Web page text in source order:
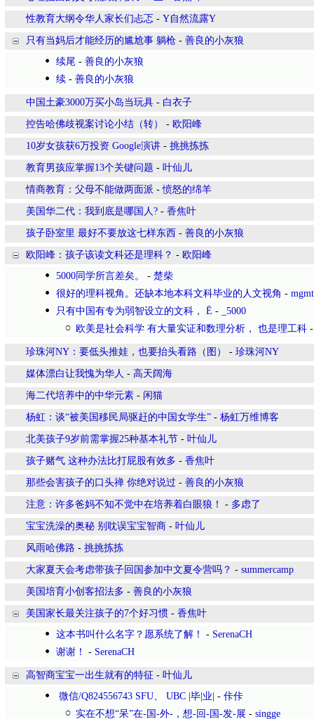
性教育大纲令华人家长们忐忑 - Y自然流露Y
只有当妈后才能经历的尴尬事 躺枪 - 善良的小灰狼
续尾 - 善良的小灰狼
续 - 善良的小灰狼
中国土豪3000万买小岛当玩具 - 白衣子
控告哈佛歧视案讨论小结（转） - 欧阳峰
10岁女孩获6万投资 Google演讲 - 挑挑拣拣
教育男孩应掌握13个关键问题 - 叶仙儿
情商教育：父母不能做两面派 -愤怒的绵羊
美国华二代：我到底是哪国人? - 香焦叶
孩子卧室里 最好不要放这七样东西 - 善良的小灰狼
欧阳峰：孩子该读文科还是理科？ - 欧阳峰
5000同学所言差矣。
- 楚柴
很好的理科视角。还缺本地本科文科毕业的人文视角 - mgmt
只有中国有专为弱智设立的文科， Ē -
_5000
欧美是社会科学 有大量实证和数理分析， 也是理工科
珍珠河NY：要低头推娃，也要抬头看路（图） - 珍珠河NY
媒体漂白让我愧为华人 - 高天阔海
海二代培养中的中华元素 - 闲猫
杨虹：谈“被美国移民局驱赶的中国女学生” - 杨虹万维博客
北美孩子9岁前需掌握25种基本礼节 - 叶仙儿
孩子赌气 这种办法比打屁股有效多 - 香焦叶
那些会害孩子的口头禅 你绝对说过 - 善良的小灰狼
注意：许多爸妈不知不觉中在培养着白眼狼！ - 多虑了
宝宝洗澡的奥秘 别耽误宝宝智商 - 叶仙儿
风雨哈佛路 - 挑挑拣拣
大家夏天会考虑带孩子回国参加中文夏令营吗？ - summercamp
美国培育小创客招法多 - 善良的小灰狼
美国家长最关注孩子的7个好习惯 - 香焦叶
这本书叫什么名字？愿系统了解！
- SerenaCH
谢谢！
- SerenaCH
高智商宝宝一出生就有的特征 - 叶仙儿
微信/Q824556743 SFU、 UBC |毕|业| - 佧佧
实在不想“呆”在-国-外-，想-回-国-发-展 - singge